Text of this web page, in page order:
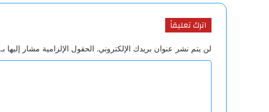
اترك تعليقاً
لن يتم نشر عنوان بريدك الإلكتروني. الحقول الإلزامية مشار إليها بـ